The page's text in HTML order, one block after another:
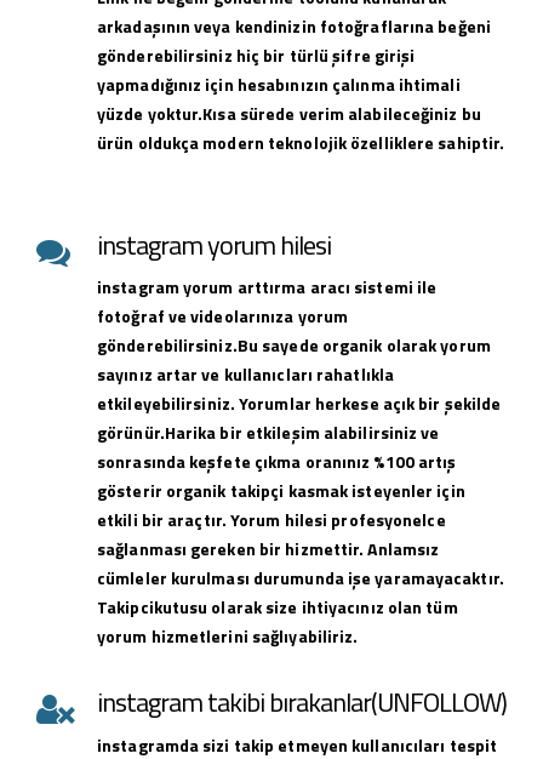
arkadaşının veya kendinizin fotoğraflarına beğeni
gönderebilirsiniz hiç bir türlü şifre girişi
yapmadığınız için hesabınızın çalınma ihtimali
yüzde yoktur.Kısa sürede verim alabileceğiniz bu
ürün oldukça modern teknolojik özelliklere sahiptir.
instagram yorum hilesi
instagram yorum arttırma aracı sistemi ile
fotoğraf ve videolarınıza yorum
gönderebilirsiniz.Bu sayede organik olarak yorum
sayınız artar ve kullanıcları rahatlıkla
etkileyebilirsiniz. Yorumlar herkese açık bir şekilde
görünür.Harika bir etkileşim alabilirsiniz ve
sonrasında keşfete çıkma oranınız %100 artış
gösterir organik takipçi kasmak isteyenler için
etkili bir araçtır. Yorum hilesi profesyonelce
sağlanması gereken bir hizmettir. Anlamsız
cümleler kurulması durumunda işe yaramayacaktır.
Takipcikutusu olarak size ihtiyacınız olan tüm
yorum hizmetlerini sağlıyabiliriz.
instagram takibi bırakanlar(UNFOLLOW)
instagramda sizi takip etmeyen kullanıcıları tespit